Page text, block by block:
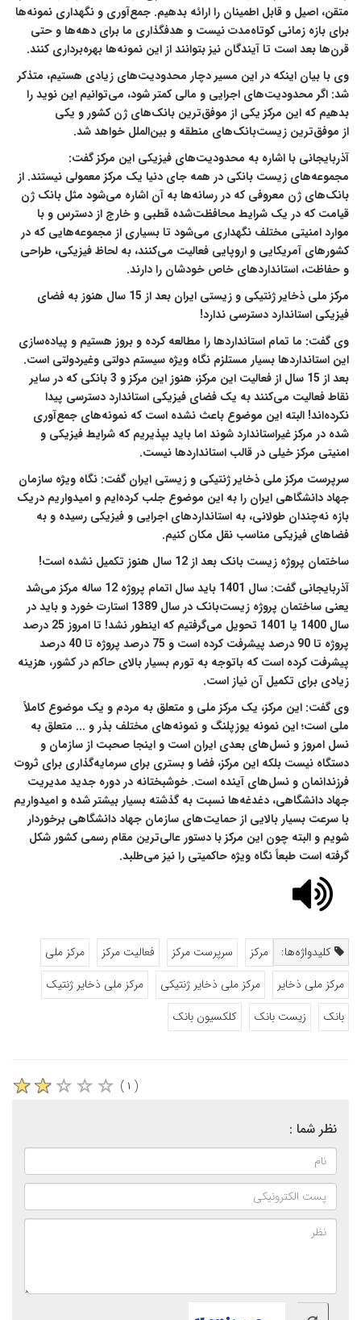
متقن، اصیل و قابل اطمینان را ارائه بدهیم. جمع‌آوری و نگهداری نمونه‌ها
برای بازه زمانی کوتاه‌مدت نیست و هدفگذاری ما برای دهه‌ها و حتی
قرن‌ها بعد است تا آیندگان نیز بتوانند از این نمونه‌ها بهره‌برداری کنند.
وی با بیان اینکه در این مسیر دچار محدودیت‌های زیادی هستیم، متذکر
شد:‌ اگر محدودیت‌های اجرایی و مالی کمتر شود، می‌توانیم این نوید را
بدهیم که این مرکز یکی از موفق‌ترین بانک‌های ژن کشور و یکی
از موفق‌ترین زیست‌بانک‌های منطقه و بین‌الملل خواهد شد.
آذربایجانی با اشاره به محدودیت‌های فیزیکی این مرکز گفت:
مجموعه‌های زیست بانکی در همه جای دنیا یک مرکز معمولی نیستند. از
بانک‌های ژن معروفی که در رسانه‌ها به آن اشاره می‌شود مثل بانک ژن
قیامت که در یک شرایط محافظت‌شده قطبی و خارج از دسترس و با
موارد امنیتی مختلف نگهداری می‌شود تا بسیاری از مجموعه‌هایی که در
کشورهای آمریکایی و اروپایی فعالیت می‌کنند، به لحاظ فیزیکی، طراحی
و حفاظت، استانداردهای خاص خودشان را دارند.
مرکز ملی ذخایر ژنتیکی و زیستی ایران بعد از 15 سال هنوز به فضای
فیزیکی استاندارد دسترسی ندارد!
وی گفت: ما تمام استانداردها را مطالعه کرده و بروز هستیم و پیاده‌سازی
این استانداردها بسیار مستلزم نگاه ویژه سیستم دولتی وغیردولتی است.
بعد از 15 سال از فعالیت این مرکز، هنوز این مرکز و 3 بانکی که در سایر
نقاط فعالیت می‌کنند به یک فضای فیزیکی استاندارد دسترسی پیدا
نکرده‌اند! البته این موضوع باعث نشده است که نمونه‌های جمع‌آوری
شده در مرکز غیراستاندارد شوند اما باید بپذیریم که شرایط فیزیکی و
امنیتی مرکز خیلی در قالب استانداردها نیست.
سرپرست مرکز ملی ذخایر ژنتیکی و زیستی ایران گفت: نگاه ویژه سازمان
جهاد دانشگاهی ایران را به این موضوع جلب کرده‌ایم و امیدواریم دریک
بازه نه‌چندان طولانی، به استانداردهای اجرایی و فیزیکی رسیده و به
فضاهای فیزیکی مناسب نقل مکان کنیم.
ساختمان پروژه زیست بانک بعد از 12 سال هنوز تکمیل نشده است
!
آذربایجانی گفت:‌ سال 1401 باید سال اتمام پروژه 12 ساله مرکز می‌شد
یعنی ساختمان پروژه زیست‌بانک در سال 1389 استارت خورد و باید در
سال 1400 یا 1401 تحویل می‌گرفتیم که اینطور نشد! تا امروز 25 درصد
پروژه تا 90 درصد پیشرفت کرده است و 75 درصد پروژه تا 40 درصد
پیشرفت کرده است که باتوجه به تورم بسیار بالای حاکم در کشور، هزینه
زیادی برای تکمیل آن نیاز است.
وی گفت: این مرکز، یک مرکز ملی و متعلق به مردم و یک موضوع کاملاً
ملی است؛ این نمونه یوزپلنگ و نمونه‌های مختلف بذر و ... متعلق به
نسل امروز و نسل‌های بعدی ایران است و اینجا صحبت از سازمان و
دستگاه نیست بلکه این مرکز، فضا و بستری برای سرمایه‌گذاری برای ثروت
فرزندانمان و نسل‌های آینده است. خوشبختانه در دوره جدید مدیریت
جهاد دانشگاهی، دغدغه‌ها نسبت به گذشته بسیار بیشتر شده و امیدواریم
با سرعت بسیار بالایی از حمایت‌های سازمان جهاد دانشگاهی برخوردار
شویم و البته چون این مرکز با دستور عالی‌ترین مقام رسمی کشور شکل
گرفته است طبعاً نگاه ویژه حاکمیتی را نیز می‌طلبد.
کلیدواژه‌ها: مرکز سرپرست مرکز فعالیت مرکز
مرکز ملی
مرکز ملی ذخایر
مرکز ملی ذخایر ژنتیکی
مرکز ملی ذخایر ژنتیک
بانک
زیست بانک کلکسیون بانک
( ۱ )
نظر شما :